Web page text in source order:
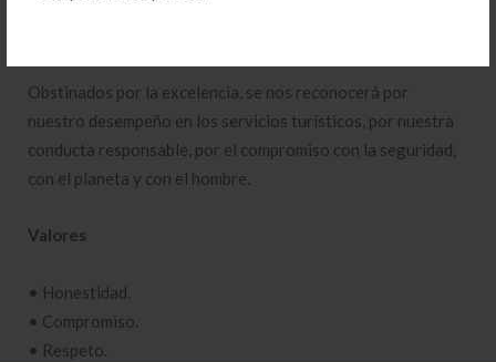
Obstinados por la excelencia, se nos reconocerá por
nuestro desempeño en los servicios turísticos, por nuestra
conducta responsable, por el compromiso con la seguridad,
con el planeta y con el hombre.
Valores
• Honestidad.
• Compromiso.
• Respeto.